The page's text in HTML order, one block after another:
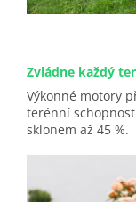
Zvládne každý
Výkonné motory
terénní
sklonem až 45 %.